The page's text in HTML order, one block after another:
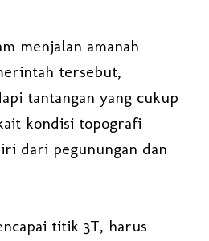
menjalan amanah
tersebut,
tantangan yang cukup
kondisi topografi
dari pegunungan dan
titik 3T, harus